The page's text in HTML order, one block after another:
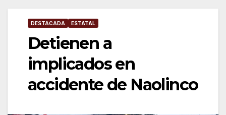
DESTACADA ESTATAL
Detienen a
implicados en
accidente de Naolinco